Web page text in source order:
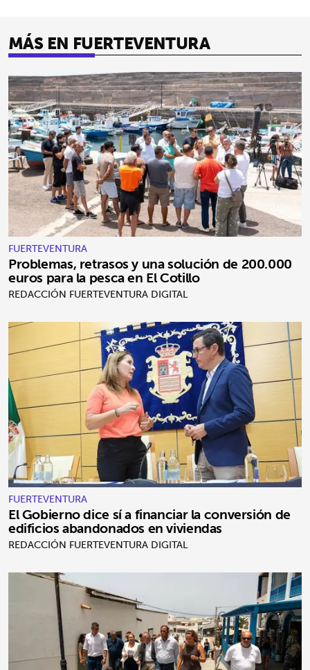
MÁS EN FUERTEVENTURA
FUERTEVENTURA
Problemas, retrasos y una solución de 200.000
euros para la pesca en El Cotillo
REDACCIÓN FUERTEVENTURA DIGITAL
FUERTEVENTURA
El Gobierno dice sí a financiar la conversión de
edificios abandonados en viviendas
REDACCIÓN FUERTEVENTURA DIGITAL